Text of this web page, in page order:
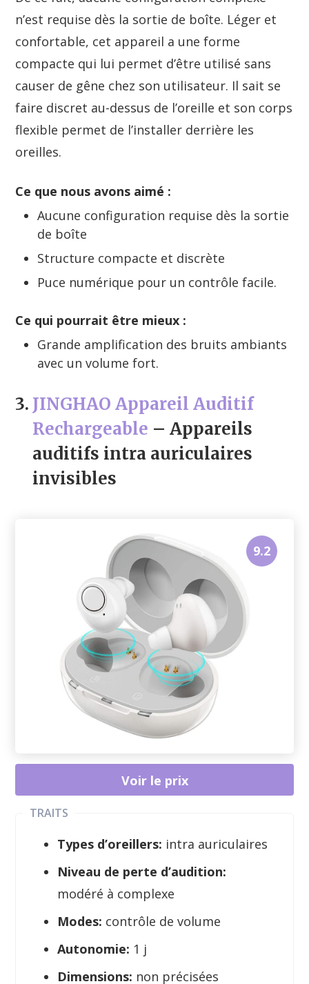
n’est requise dès la sortie de boîte. Léger et
confortable, cet appareil a une forme
compacte qui lui permet d’être utilisé sans
causer de gêne chez son utilisateur. Il sait se
faire discret au-dessus de l’oreille et son corps
flexible permet de l’installer derrière les
oreilles.
Ce que nous avons aimé :
Aucune configuration requise dès la sortie
de boîte
Structure compacte et discrète
Puce numérique pour un contrôle facile.
Ce qui pourrait être mieux :
Grande amplification des bruits ambiants
avec un volume fort.
3. JINGHAO Appareil Auditif
Rechargeable – Appareils
auditifs intra auriculaires
invisibles
TRAITS
Types d’oreillers: intra auriculaires
Niveau de perte d’audition:
modéré à complexe
Modes: contrôle de volume
Autonomie: 1 j
Dimensions: non précisées
9.2
Voir le prix